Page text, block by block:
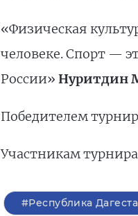
«Физическая
человеке. Спорт —
России» Нуритдин
Победителем
Участникам
#Республика